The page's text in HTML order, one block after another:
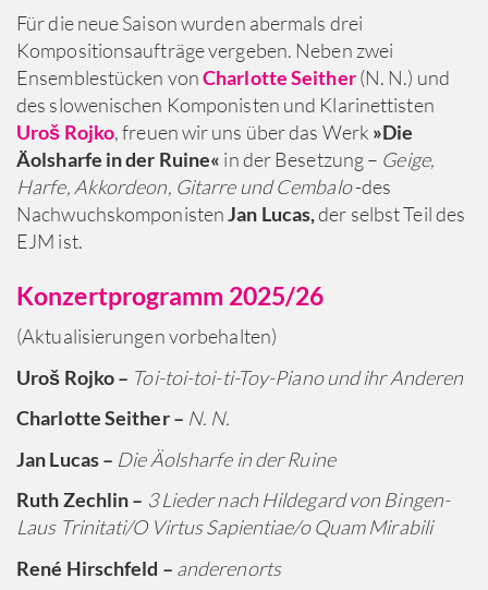
Für die neue Saison wurden abermals drei
Kompositionsaufträge vergeben. Neben zwei
Ensemblestücken vonCharlotte Seither(N. N.) und
des slowenischen Komponisten und Klarinettisten
Uroš Rojko, freuen wir uns über das Werk »Die
Äolsharfe in der Ruine« in der Besetzung – Geige,
Harfe, Akkordeon, Gitarre und Cembalo-des
NachwuchskomponistenJan Lucas,der selbst Teil des
EJM ist.
Konzertprogramm 2025/26
(Aktualisierungen vorbehalten)
Uroš Rojko – Toi-toi-toi-ti-Toy-Piano und ihr Anderen
Charlotte Seither – N. N.
Jan Lucas – Die Äolsharfe in der Ruine
Ruth Zechlin – 3 Lieder nach Hildegard von Bingen-
Laus Trinitati/O Virtus Sapientiae/o Quam Mirabili
René Hirschfeld – anderenorts